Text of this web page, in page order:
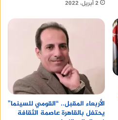
2 أبريل، 2022
الأربعاء المقبل.. “القومي للسينما”
يحتفل بالقاهرة عاصمة الثقافة